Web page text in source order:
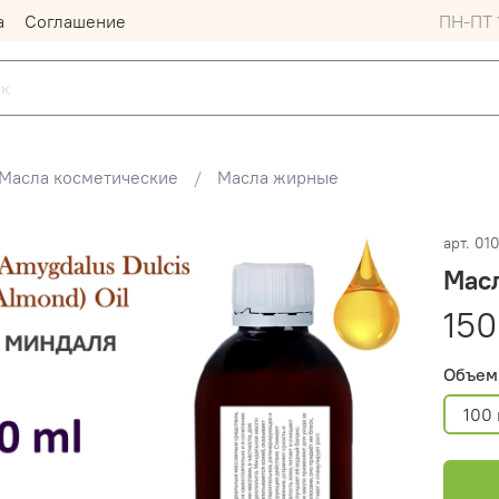
Соглашение ПН-ПТ
Масла косметические Масла жирные
арт.
Объем
100